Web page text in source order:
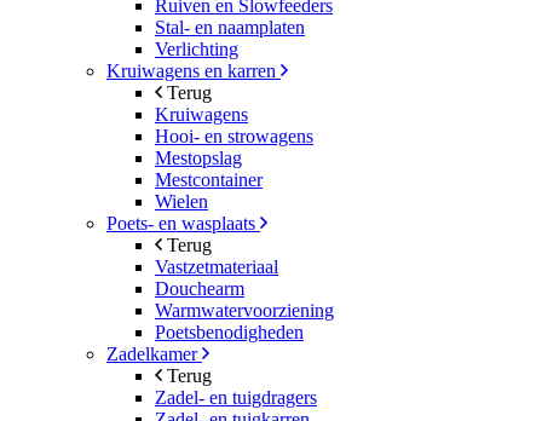
Ruiven en Slowfeeders
Stal- en naamplaten
Verlichting
Kruiwagens en karren
Terug
Kruiwagens
Hooi- en strowagens
Mestopslag
Mestcontainer
Wielen
Poets- en wasplaats
Terug
Vastzetmateriaal
Douchearm
Warmwatervoorziening
Poetsbenodigheden
Zadelkamer
Terug
Zadel- en tuigdragers